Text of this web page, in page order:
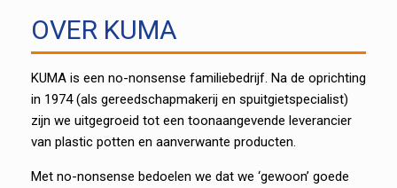
OVER KUMA
KUMA is een no-nonsense familiebedrijf. Na de oprichting
in 1974 (als gereedschapmakerij en spuitgietspecialist)
zijn we uitgegroeid tot een toonaangevende leverancier
van plastic potten en aanverwante producten.
Met no-nonsense bedoelen we dat we ‘gewoon’ goede